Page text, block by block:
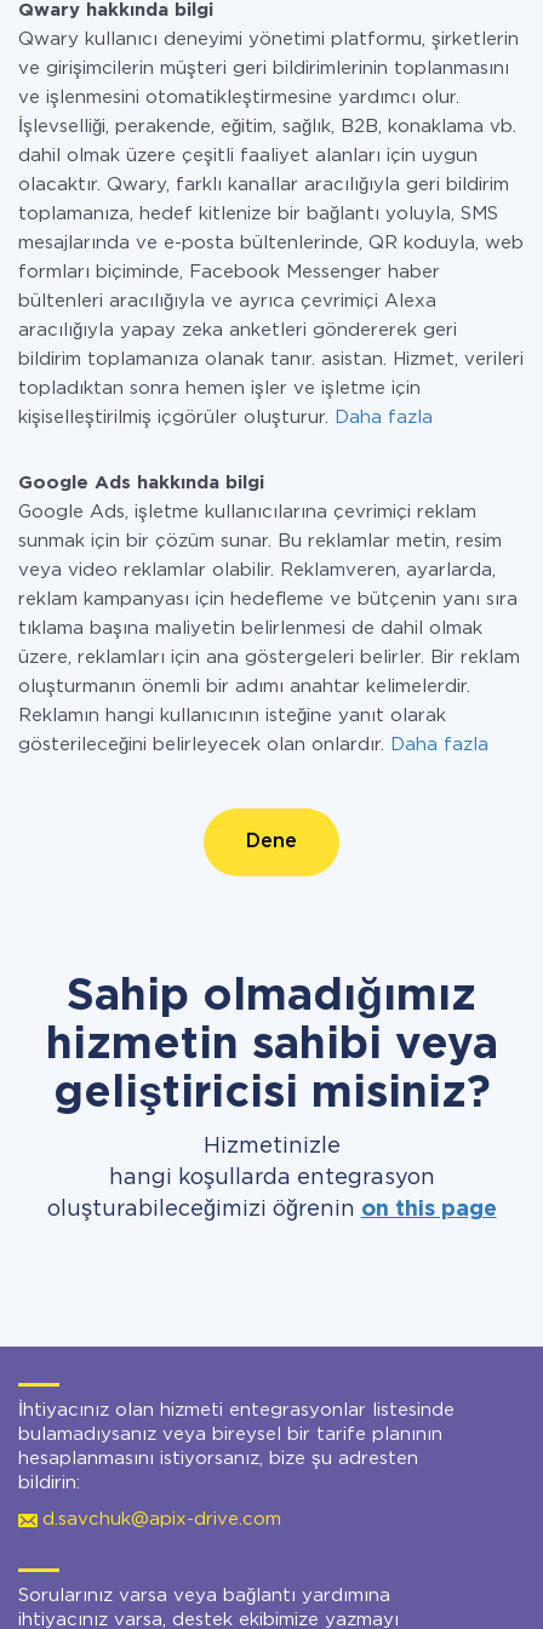
Qwary hakkında bilgi
Qwary kullanıcı deneyimi yönetimi platformu, şirketlerin
ve girişimcilerin müşteri geri bildirimlerinin toplanmasını
ve işlenmesini otomatikleştirmesine yardımcı olur.
İşlevselliği, perakende, eğitim, sağlık, B2B, konaklama vb.
dahil olmak üzere çeşitli faaliyet alanları için uygun
olacaktır. Qwary, farklı kanallar aracılığıyla geri bildirim
toplamanıza, hedef kitlenize bir bağlantı yoluyla, SMS
mesajlarında ve e-posta bültenlerinde, QR koduyla, web
formları biçiminde, Facebook Messenger haber
bültenleri aracılığıyla ve ayrıca çevrimiçi Alexa
aracılığıyla yapay zeka anketleri göndererek geri
bildirim toplamanıza olanak tanır. asistan. Hizmet, verileri
topladıktan sonra hemen işler ve işletme için
kişiselleştirilmiş içgörüler oluşturur.
Daha fazla
Google Ads hakkında bilgi
Google Ads, işletme kullanıcılarına çevrimiçi reklam
sunmak için bir çözüm sunar. Bu reklamlar metin, resim
veya video reklamlar olabilir. Reklamveren, ayarlarda,
reklam kampanyası için hedefleme ve bütçenin yanı sıra
tıklama başına maliyetin belirlenmesi de dahil olmak
üzere, reklamları için ana göstergeleri belirler. Bir reklam
oluşturmanın önemli bir adımı anahtar kelimelerdir.
Reklamın hangi kullanıcının isteğine yanıt olarak
gösterileceğini belirleyecek olan onlardır.
Daha fazla
Dene
Sahip olmadığımız
hizmetin sahibi veya
geliştiricisi misiniz?
Hizmetinizle
hangi koşullarda entegrasyon
oluşturabileceğimizi öğrenin on this page
İhtiyacınız olan hizmeti entegrasyonlar listesinde
bulamadıysanız veya bireysel bir tarife planının
hesaplanmasını istiyorsanız, bize şu adresten
bildirin:
d.savchuk@apix-drive.com
Sorularınız varsa veya bağlantı yardımına
ihtiyacınız varsa, destek ekibimize yazmayı